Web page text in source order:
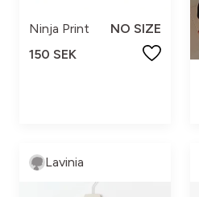
Ninja Print
NO SIZE
150 SEK
Lavinia